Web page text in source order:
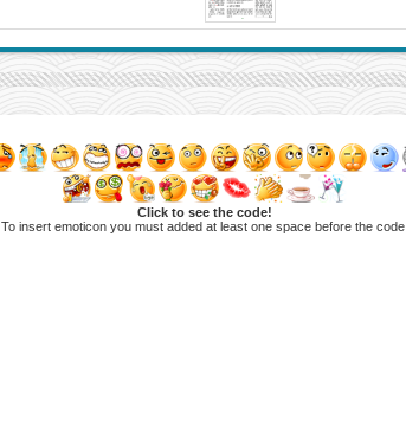
Click to see the code!
To insert emoticon you must added at least one space before the code.